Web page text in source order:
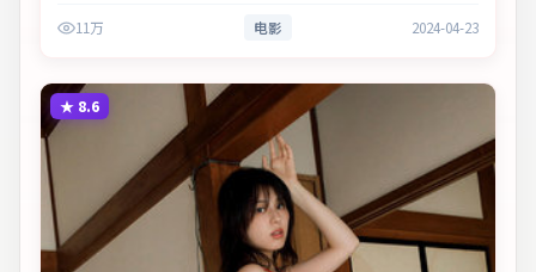
11万 电影 2024-04-23
★ 8.6